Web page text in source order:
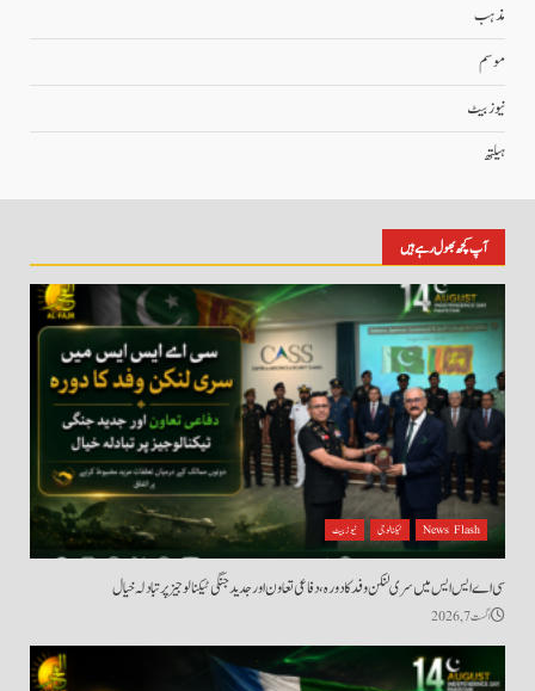
مذہب
موسم
نیوز بیٹ
ہیلتھ
آپ کچھ بھول رہے ہیں
News Flash ٹیکنالوجی نیوز بیٹ
سی اے ایس ایس میں سری لنکن وفد کا دورہ، دفاعی تعاون اور جدید جنگی ٹیکنالوجیز پر تبادلہ خیال
اگست 7, 2026